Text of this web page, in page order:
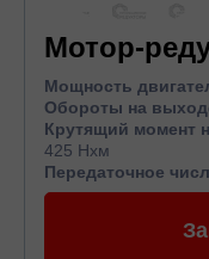
Мотор-
Мощность
Обороты на
Крутящий момент
425 Нхм
Передаточное